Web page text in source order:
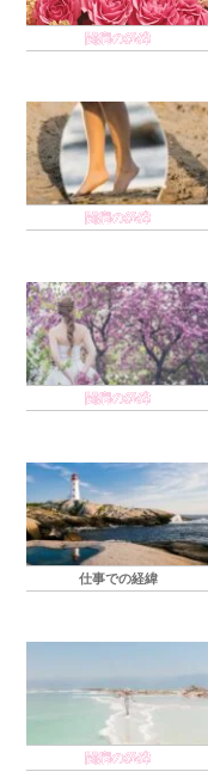
闘病の経緯
闘病の経緯
闘病の経緯
仕事での経緯
闘病の経緯